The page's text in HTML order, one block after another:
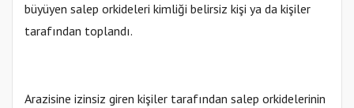
büyüyen salep orkideleri kimliği belirsiz kişi ya da kişiler
tarafından toplandı.
Arazisine izinsiz giren kişiler tarafından salep orkidelerinin